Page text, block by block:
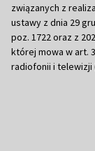
związanych z
ustawy z dnia 29
poz. 1722 oraz z
której mowa w art.
radiofonii i telewizji